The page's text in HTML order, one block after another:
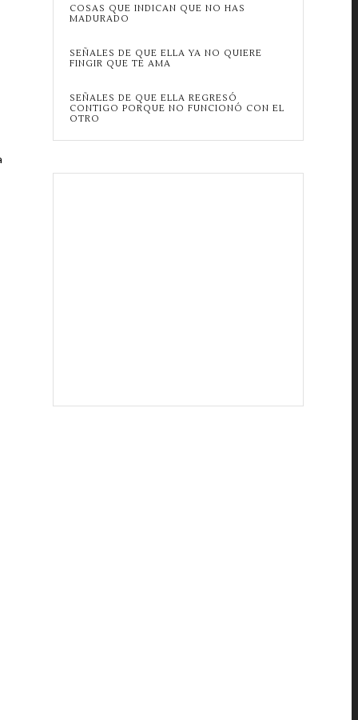
COSAS QUE INDICAN QUE NO HAS
MADURADO
SEÑALES DE QUE ELLA YA NO QUIERE
FINGIR QUE TE AMA
SEÑALES DE QUE ELLA REGRESÓ
CONTIGO PORQUE NO FUNCIONÓ CON EL
OTRO